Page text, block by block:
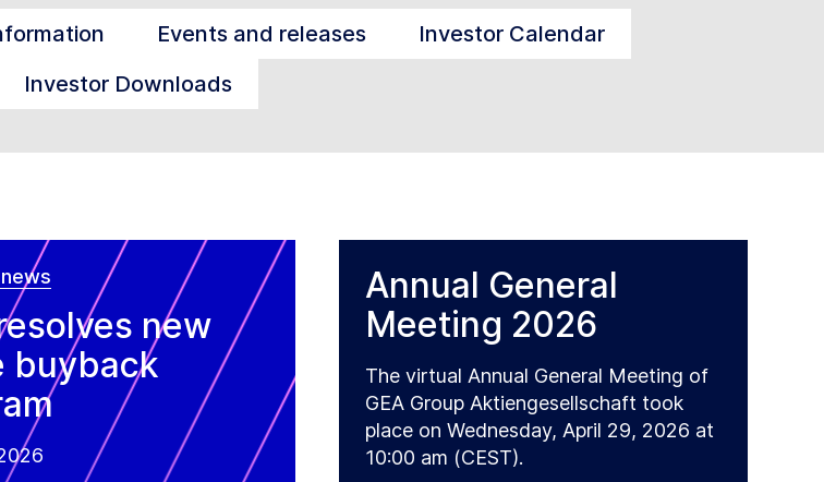
Events and releases
Investor Calendar
Investor Downloads
new
buyback
Annual General
Meeting 2026
The virtual Annual General Meeting of
GEA Group Aktiengesellschaft took
place on Wednesday, April 29, 2026 at
10:00 am (CEST).